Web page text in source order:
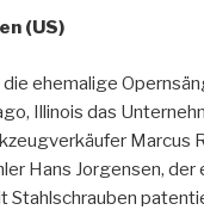
(US)
ehemalige
Illinois das
Marcus
Hans Jorgensen, der
Stahlschrauben